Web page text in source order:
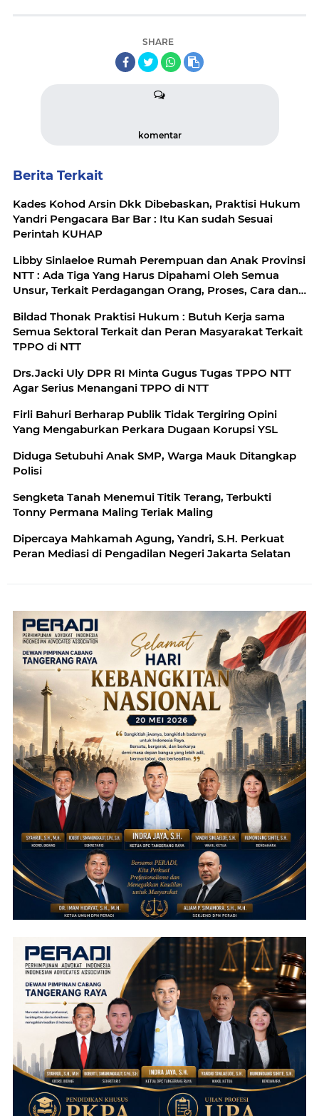
SHARE
komentar
Berita Terkait
Kades Kohod Arsin Dkk Dibebaskan, Praktisi Hukum
Yandri Pengacara Bar Bar : Itu Kan sudah Sesuai
Perintah KUHAP
Libby Sinlaeloe Rumah Perempuan dan Anak Provinsi
NTT : Ada Tiga Yang Harus Dipahami Oleh Semua
Unsur, Terkait Perdagangan Orang, Proses, Cara dan
Bildad Thonak Praktisi Hukum : Butuh Kerja sama
Semua Sektoral Terkait dan Peran Masyarakat Terkait
TPPO di NTT
Drs.Jacki Uly DPR RI Minta Gugus Tugas TPPO NTT
Agar Serius Menangani TPPO di NTT
Firli Bahuri Berharap Publik Tidak Tergiring Opini
Yang Mengaburkan Perkara Dugaan Korupsi YSL
Diduga Setubuhi Anak SMP, Warga Mauk Ditangkap
Polisi
Sengketa Tanah Menemui Titik Terang, Terbukti
Tonny Permana Maling Teriak Maling
Dipercaya Mahkamah Agung, Yandri, S.H. Perkuat
Peran Mediasi di Pengadilan Negeri Jakarta Selatan